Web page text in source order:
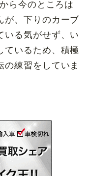
ら今のところは
が、下りのカーブ
いる気がせず、い
ているため、積極
の練習をしていま